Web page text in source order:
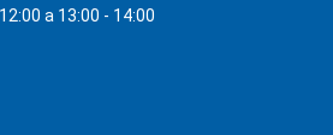
a 13:00 - 14:00